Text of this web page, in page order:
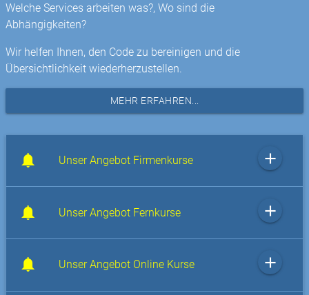
Welche Services arbeiten was?, Wo sind die
Abhängigkeiten?
Wir helfen Ihnen, den Code zu bereinigen und die
Übersichtlichkeit wiederherzustellen.
MEHR ERFAHREN...
Unser Angebot Firmenkurse add
Unser Angebot Fernkurse add
Unser Angebot Online Kurse add